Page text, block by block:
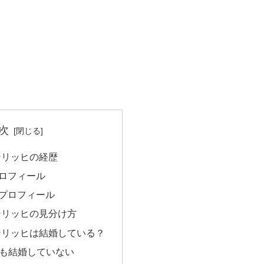
ッヒの経歴
フィール
ロフィール
ッヒの見分け方
ッヒは結婚している？
結婚していない